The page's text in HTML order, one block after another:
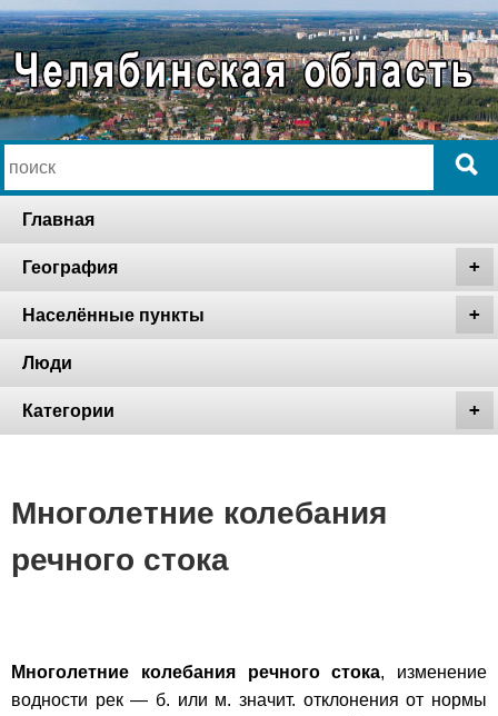
Главная
География
Населённые пункты
Люди
Категории
Многолетние колебания
речного стока
Многолетние колебания речного стока, изменение
водности рек — б. или м. значит. отклонения от нормы